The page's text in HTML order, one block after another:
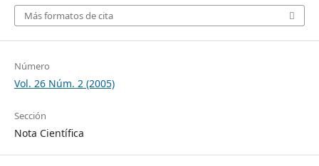
Más formatos de cita
Número
Vol. 26 Núm. 2 (2005)
Sección
Nota Científica